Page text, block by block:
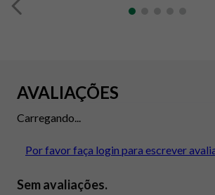
AVALIAÇÕES
Carregando...
Por favor faça login para escrever
Sem avaliações.